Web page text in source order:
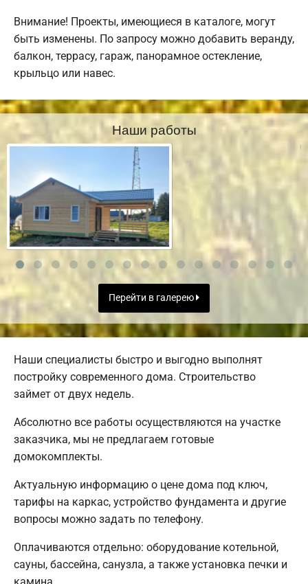
Внимание! Проекты, имеющиеся в каталоге, могут
быть изменены. По запросу можно добавить веранду,
балкон, террасу, гараж, панорамное остекление,
крыльцо или навес.
Наши работы
Перейти в галерею
Наши специалисты быстро и выгодно выполнят
постройку современного дома. Строительство
займет от двух недель.
Абсолютно все работы осуществляются на участке
заказчика, мы не предлагаем готовые
домокомплекты.
Актуальную информацию о цене дома под ключ,
тарифы на каркас, устройство фундамента и другие
вопросы можно задать по телефону.
Оплачиваются отдельно: оборудование котельной,
сауны, бассейна, санузла, а также установка печки и